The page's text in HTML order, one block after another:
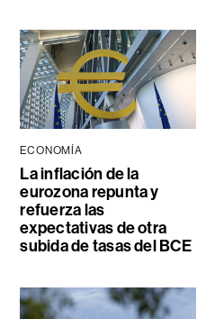
ECONOMÍA
La inflación de la
eurozona repunta y
refuerza las
expectativas de otra
subida de tasas del BCE